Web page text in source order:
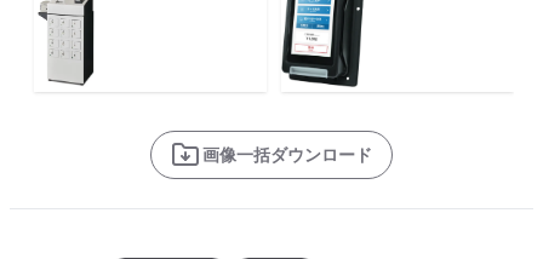
画像一括ダウンロード